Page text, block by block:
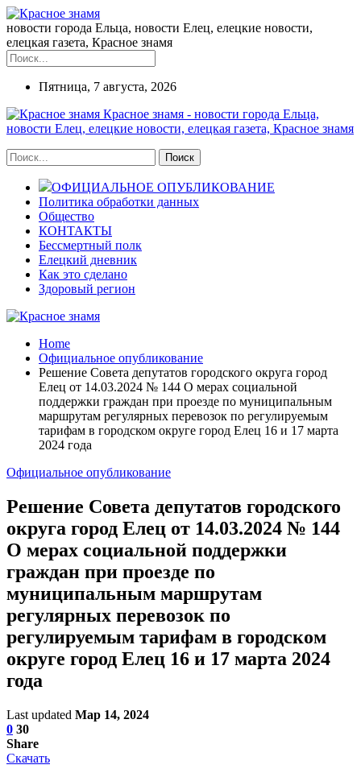
новости города Ельца, новости Елец, елецкие новости,
елецкая газета, Красное знамя
Пятница, 7 августа, 2026
Красное знамя - новости города Ельца,
новости Елец, елецкие новости, елецкая газета, Красное знамя
ОФИЦИАЛЬНОЕ ОПУБЛИКОВАНИЕ
Политика обработки данных
Общество
КОНТАКТЫ
Бессмертный полк
Елецкий дневник
Как это сделано
Здоровый регион
Home
Официальное опубликование
Решение Совета депутатов городского округа город
Елец от 14.03.2024 № 144 О мерах социальной
поддержки граждан при проезде по муниципальным
маршрутам регулярных перевозок по регулируемым
тарифам в городском округе город Елец 16 и 17 марта
2024 года
Официальное опубликование
Решение Совета депутатов городского
округа город Елец от 14.03.2024 № 144
О мерах социальной поддержки
граждан при проезде по
муниципальным маршрутам
регулярных перевозок по
регулируемым тарифам в городском
округе город Елец 16 и 17 марта 2024
года
Last updated Мар 14, 2024
0 30
Share
Скачать